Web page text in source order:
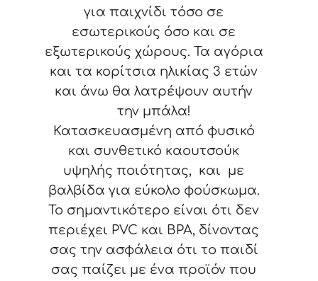
για παιχνίδι τόσο σε
εσωτερικούς όσο και σε
εξωτερικούς χώρους. Τα αγόρια
και τα κορίτσια ηλικίας 3 ετών
και άνω θα λατρέψουν αυτήν
την μπάλα!
Κατασκευασμένη από φυσικό
και συνθετικό καουτσούκ
υψηλής ποιότητας, και με
βαλβίδα για εύκολο φούσκωμα.
Το σημαντικότερο είναι ότι δεν
περιέχει PVC και BPA, δίνοντας
σας την ασφάλεια ότι το παιδί
σας παίζει με ένα προϊόν που